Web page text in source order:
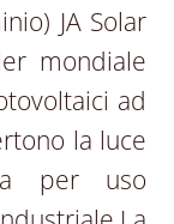
JA Solar
mondiale
ad
la luce
per uso